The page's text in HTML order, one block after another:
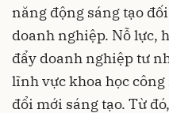
năng động sáng tạo
doanh nghiệp. Nỗ lực,
đẩy doanh nghiệp tư
lĩnh vực khoa học
đổi mới sáng tạo. Từ